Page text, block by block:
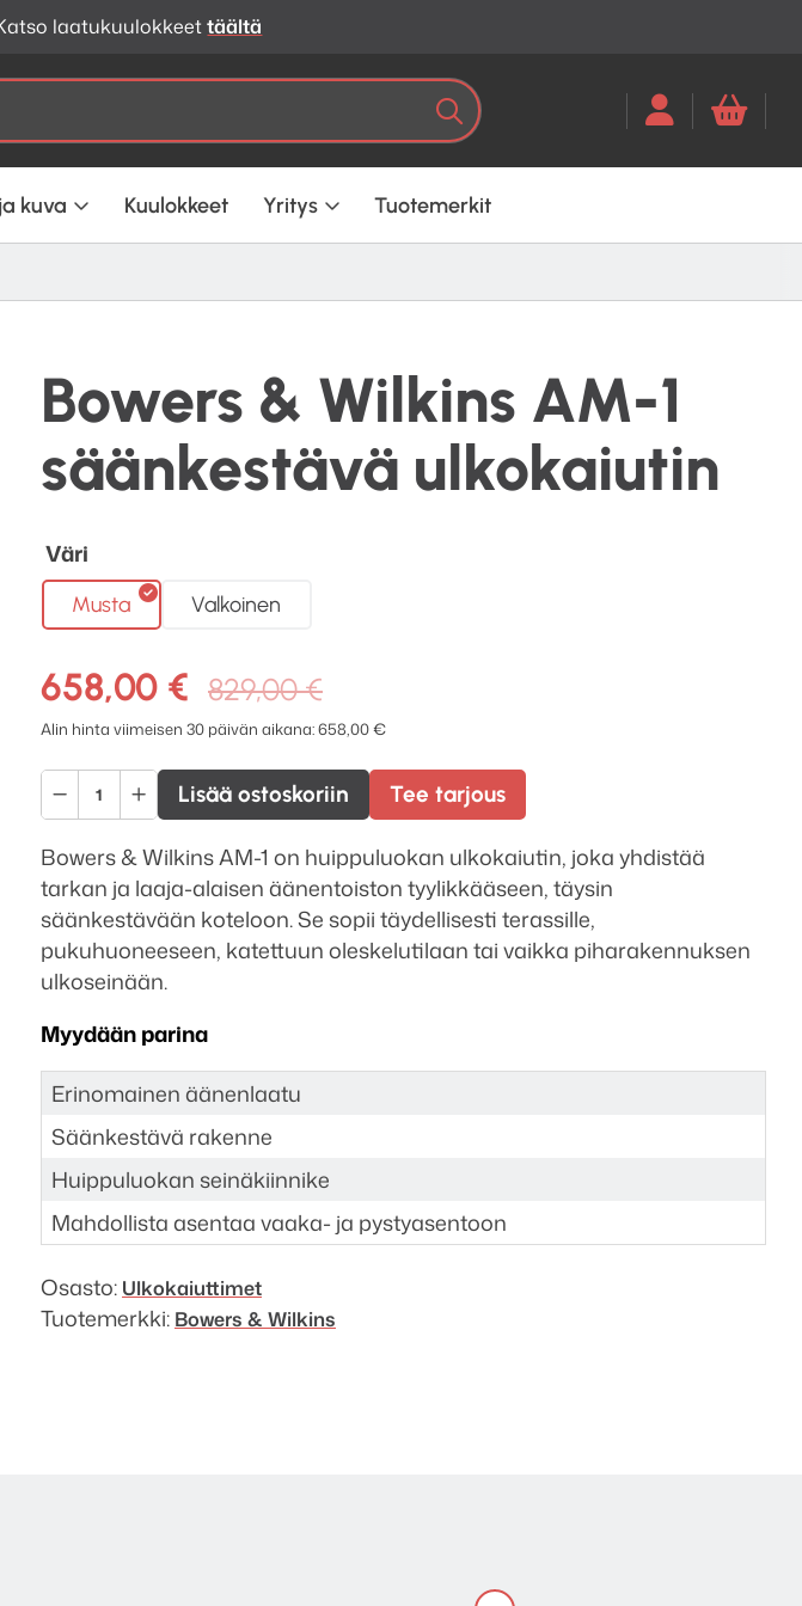
laatukuulokkeettäältä
HakuKun tuloksia tulee, voit selata
kuva Kuulokkeet Yritys Tuotemerkit
Bowers & Wilkins AM-1
säänkestävä ulkokaiutin
Väri
Musta Valkoinen
829,00€Alkuperäinen
hinta
oli:
829,00 €.
658,00 €
Nykyinen
hinta
on:
658,00 €.
Alin hinta viimeisen 30 päivän aikana:658,00€
Bowers
&
Wilkins
AM-
1
säänkestävä
ulkokaiutin
Lisää ostoskoriin Tee tarjous
Bowers & Wilkins AM-1 on huippuluokan ulkokaiutin, joka yhdistää
tarkan ja laaja-alaisen äänentoiston tyylikkääseen, täysin
säänkestävään koteloon. Se sopii täydellisesti terassille,
pukuhuoneeseen, katettuun oleskelutilaan tai vaikka piharakennuksen
ulkoseinään.
Myydään parina
Erinomainen äänenlaatu
Säänkestävä rakenne
Huippuluokan seinäkiinnike
Mahdollista asentaa vaaka- ja pystyasentoon
Osasto: Ulkokaiuttimet
Tuotemerkki: Bowers & Wilkins